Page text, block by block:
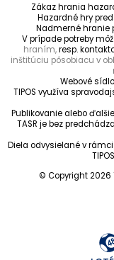
Zákaz hrania
Hazardné hry
Nadmerné hranie
V prípade potreby
hraním,resp.
inštitúciu pôsobiacu v
Webové sídlo
TIPOS využíva
Publikovanie alebo
TASR je bez
Diela odvysielané v
© Copyright 2026